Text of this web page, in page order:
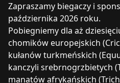
Zapraszamy biegaczy i
października 2026 roku.
Pobiegniemy dla aż
chomików europejskich
kułanów turkmeńskich
kanczyli srebrnogrzbietych
manatów afrykańskich